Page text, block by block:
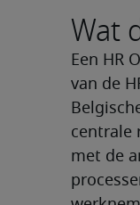
Wat
Een HR
van de
centrale
met de